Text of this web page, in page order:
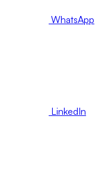
WhatsApp
LinkedIn